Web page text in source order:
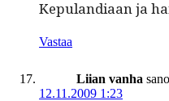
Kepu­lan­di­aan ja
Vastaa
Liian vanha
12.11.2009 1:23